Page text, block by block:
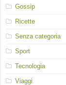
Gossip
Ricette
Senza categoria
Sport
Tecnologia
Viaggi